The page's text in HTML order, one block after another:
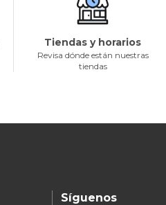
Tiendas y horarios
Revisa dónde están nuestras
tiendas
Síguenos